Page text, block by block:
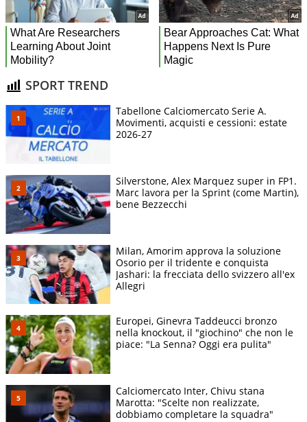
SPORT TREND
Tabellone Calciomercato Serie A.
Movimenti, acquisti e cessioni: estate
2026-27
Silverstone, Alex Marquez super in FP1.
Marc lavora per la Sprint (come Martin),
bene Bezzecchi
Milan, Amorim approva la soluzione
Osorio per il tridente e conquista
Jashari: la frecciata dello svizzero all'ex
Allegri
Europei, Ginevra Taddeucci bronzo
nella knockout, il "giochino" che non le
piace: "La Senna? Oggi era pulita"
Calciomercato Inter, Chivu stana
Marotta: "Scelte non realizzate,
dobbiamo completare la squadra"